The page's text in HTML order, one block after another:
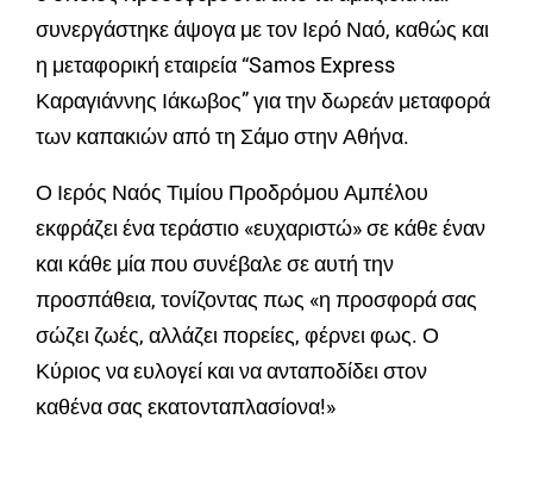
συνεργάστηκε άψογα με τον Ιερό Ναό, καθώς και
η μεταφορική εταιρεία “Samos Express
Καραγιάννης Ιάκωβος” για την δωρεάν μεταφορά
των καπακιών από τη Σάμο στην Αθήνα.
Ο Ιερός Ναός Τιμίου Προδρόμου Αμπέλου
εκφράζει ένα τεράστιο «ευχαριστώ» σε κάθε έναν
και κάθε μία που συνέβαλε σε αυτή την
προσπάθεια, τονίζοντας πως «η προσφορά σας
σώζει ζωές, αλλάζει πορείες, φέρνει φως. Ο
Κύριος να ευλογεί και να ανταποδίδει στον
καθένα σας εκατονταπλασίονα!»